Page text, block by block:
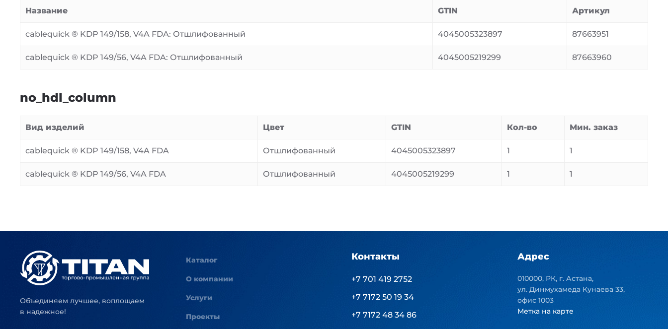
Название GTIN Артикул
cablequick ® KDP 149/158, V4A FDA: Отшлифованный 4045005323897 87663951
cablequick ® KDP 149/56, V4A FDA: Отшлифованный 4045005219299 87663960
no_hdl_column
Вид изделий Цвет GTIN Кол-во Мин. заказ
cablequick ® KDP 149/158, V4A FDA Отшлифованный 4045005323897 1 1
cablequick ® KDP 149/56, V4A FDA Отшлифованный 4045005219299 1 1
Объединяем лучшее, воплощаем
в надежное!
Каталог
О компании
Услуги
Проекты
Контакты
+7 701 419 2752
+7 7172 50 19 34
+7 7172 48 34 86
Адрес
010000, РК, г. Астана,
ул. Динмухамеда Кунаева 33,
офис 1003
Метка на карте